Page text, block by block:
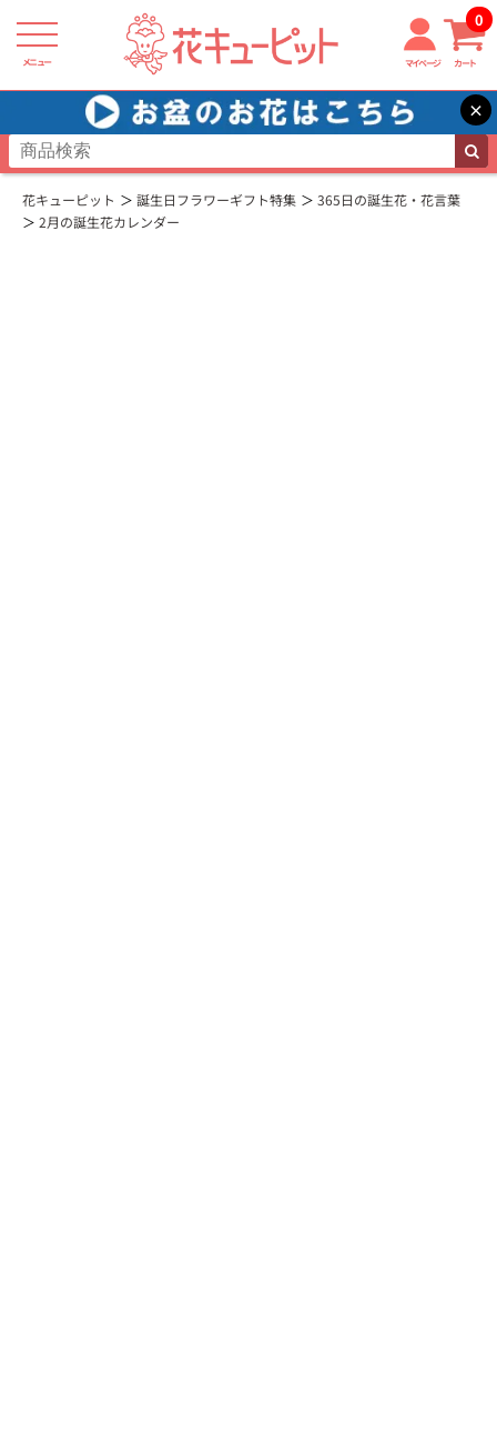
メニュー マイページ カート
0
×
花キューピット 誕生日フラワーギフト特集
365日の誕生花・花言葉
2月の誕生花カレンダー